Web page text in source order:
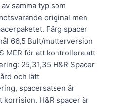
samma typ som
original men
Färg spacer
66,5 Bult/mutterversion
MER för att kontrollera att
25,31,35 H&R Spacer
och lätt
spacersatsen är
korrision. H&R spacer är